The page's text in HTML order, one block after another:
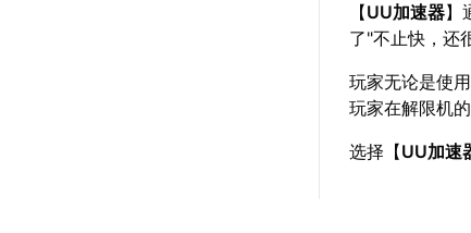
【UU加速器】
了"不止快，还
玩家无论是使
玩家在解限机
选择【UU加速